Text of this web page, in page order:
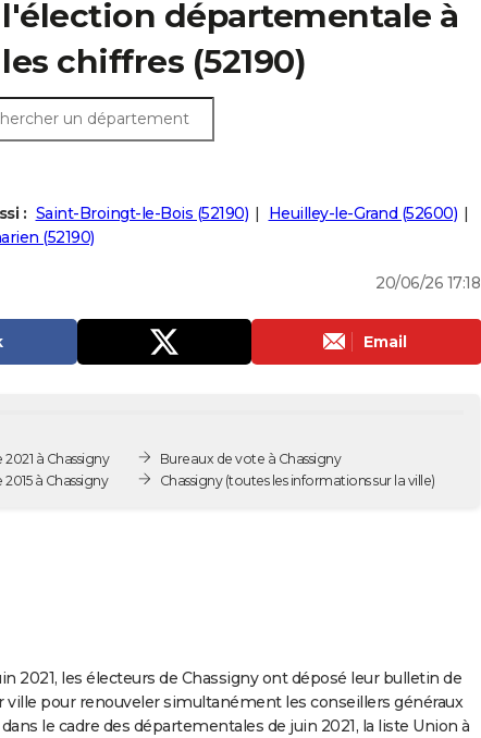
départementale à
chiffres (52190)
: Saint-Broingt-le-Bois (52190)
Heuilley-le-Grand (52600)
(52190)
20/06/26 17:18
Email
à Chassigny
à Chassigny
Bureaux de vote à Chassigny
Chassigny(toutes les informations sur la ville)
2021, les électeurs de Chassigny ont déposé leur bulletin de
ville pour renouveler simultanément les conseillers généraux
le cadre des départementales de juin 2021, la liste Union à